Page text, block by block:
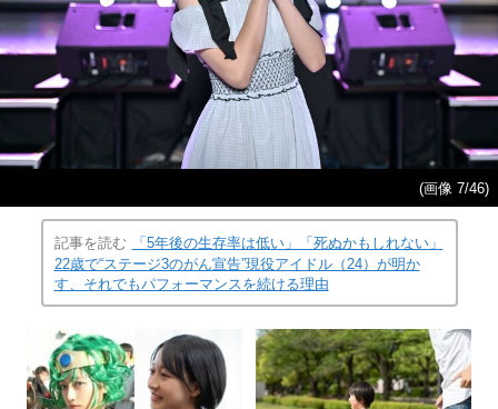
(画像 7/46)
記事を読む
「5年後の生存率は低い」「死ぬかもしれない」
22歳で“ステージ3のがん宣告”現役アイドル（24）が明か
す、それでもパフォーマンスを続ける理由